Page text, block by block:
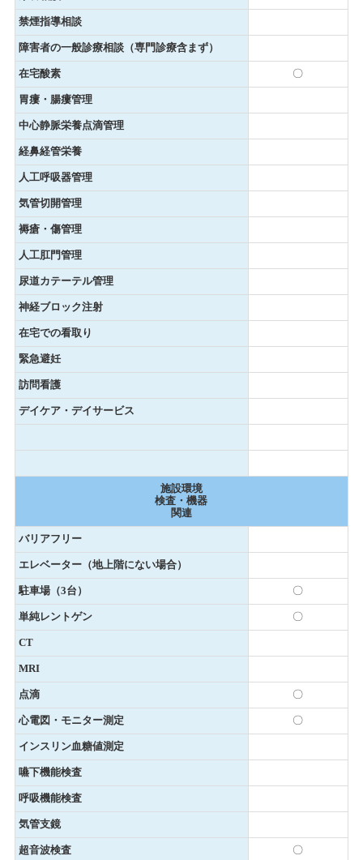
禁煙指導相談
障害者の一般診療相談（専門診療含まず）
在宅酸素 〇
胃瘻・腸瘻管理
中心静脈栄養点滴管理
経鼻経管栄養
人工呼吸器管理
気管切開管理
褥瘡・傷管理
人工肛門管理
尿道カテーテル管理
神経ブロック注射
在宅での看取り
緊急避妊
訪問看護
デイケア・デイサービス
施設環境
検査・機器
関連
バリアフリー
エレベーター（地上階にない場合）
駐車場（3台） 〇
単純レントゲン 〇
CT
MRI
点滴 〇
心電図・モニター測定 〇
インスリン血糖値測定
嚥下機能検査
呼吸機能検査
気管支鏡
超音波検査 〇